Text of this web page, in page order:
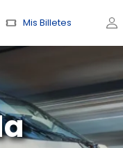
Mis Billetes